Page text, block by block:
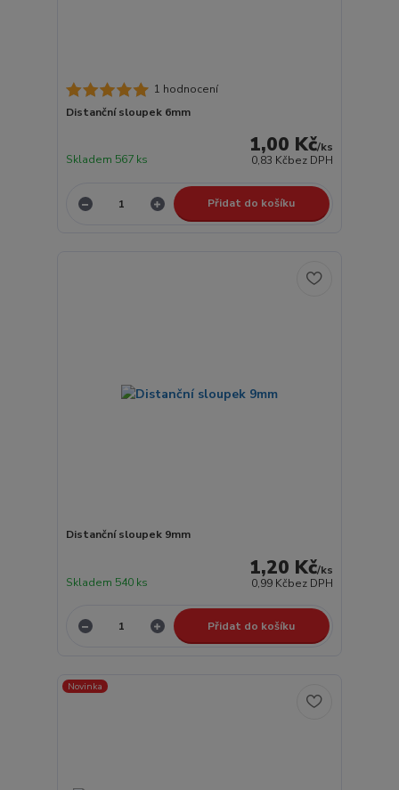
1 hodnocení
Distanční sloupek 6mm
1,00 Kč/ks
0,83 Kčbez DPH
Skladem 567 ks
Přidat do košíku
Distanční sloupek 9mm
1,20 Kč/ks
0,99 Kčbez DPH
Skladem 540 ks
Přidat do košíku
Novinka